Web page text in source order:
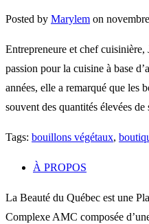
Posted by Marylem on
Entrepreneure et chef
passion pour la cuisine à base
années, elle a remarqué que les
souvent des quantités élevées
Tags: bouillons végétaux,
À PROPOS
La Beauté du Québec est une
Complexe AMC composée